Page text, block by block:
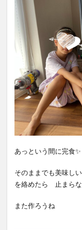
あっという間に完食✨
そのままでも美味し
を絡めたら 止まら
また作ろうね